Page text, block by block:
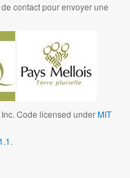
contact pour envoyer une
Code licensed underMIT
.